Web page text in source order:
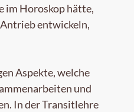
im Horoskop hätte,
entwickeln,
Aspekte, welche
und
In der Transitlehre